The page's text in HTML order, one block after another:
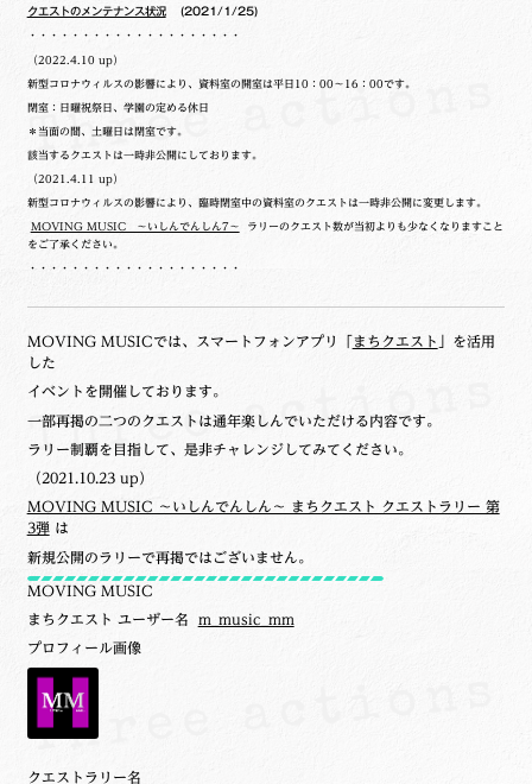
クエストのメンテナンス状況(2021/1/25)
・・・・・・・・・・・・・・・・・・・・
（2022.4.10 up）
新型コロナウィルスの影響により、資料室の開室は平日10：00～16：00です。
閉室：日曜祝祭日、学園の定める休日
＊当面の間、土曜日は閉室です。
該当するクエストは一時非公開にしております。
（2021.4.11 up）
新型コロナウィルスの影響により、臨時閉室中の資料室のクエストは一時非公開に変更します。
MOVING MUSIC ～いしんでんしん7～ ラリーのクエスト数が当初よりも少なくなりますこと
をご了承ください。
・・・・・・・・・・・・・・・・・・・・
MOVING MUSICでは、スマートフォンアプリ「 まちクエスト
」を活用
した
イベントを開催しております。
一部再掲の二つのクエストは通年楽しんでいただける内容です。
ラリー制覇を目指して、是非チャレンジしてみてください。
（2021.10.23 up）
MOVING MUSIC ～いしんでんしん～ まちクエスト クエストラリー 第
3弾は
新規公開のラリーで再掲ではございません。
MOVING MUSIC
まちクエスト ユーザー名 m_music_mm
プロフィール画像
クエストラリー名